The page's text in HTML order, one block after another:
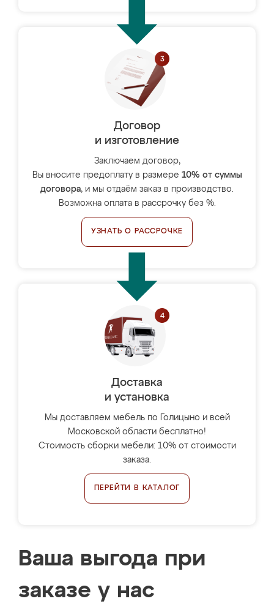
Договор
и изготовление
Заключаем договор,
Вы вносите предоплату в размере 10% от суммы
договора, и мы отдаём заказ в производство.
Возможна оплата в рассрочку без %.
УЗНАТЬ О РАССРОЧКЕ
Доставка
и установка
Мы доставляем мебель по Голицыно и всей
Московской области бесплатно!
Стоимость сборки мебели: 10% от стоимости
заказа.
ПЕРЕЙТИ В КАТАЛОГ
Ваша выгода при
заказе у нас